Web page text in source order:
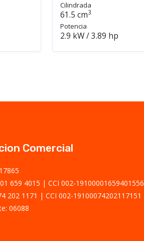
Cilindrada
61.5 cm3
Potencia
2.9 kW / 3.89 hp
Comercial
659 4015
CCI 002-19100001659401556
202 1171
CCI 002-19100074202117151
06088